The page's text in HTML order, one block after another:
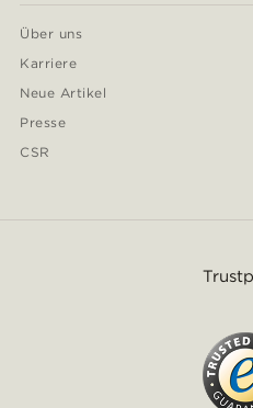
Über uns
Karriere
Neue Artikel
Presse
CSR